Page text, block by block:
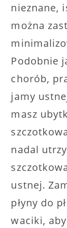
nieznane,
można
Podobnie
chorób,
jamy
masz
nadal
ustnej.
płyny do
waciki,